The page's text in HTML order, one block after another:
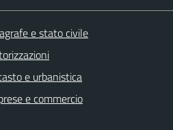
e stato civile
e urbanistica
e commercio